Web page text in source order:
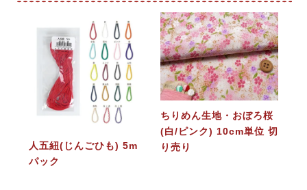
人五紐(じんごひも) 5m
パック
ちりめん生地・おぼろ桜
(白/ピンク) 10cm単位 切
り売り